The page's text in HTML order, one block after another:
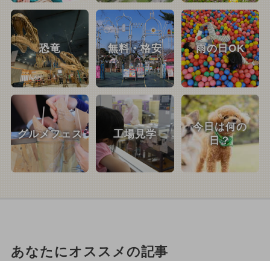
恐竜 無料・格安 雨の日OK
グルメフェス 工場見学
今日は何の
日？
あなたにオススメの記事